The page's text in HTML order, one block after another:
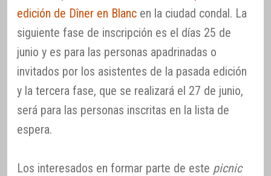
edición de Dîner en Blanc en la ciudad condal. La
siguiente fase de inscripción es el días 25 de
junio y es para las personas apadrinadas o
invitados por los asistentes de la pasada edición
y la tercera fase, que se realizará el 27 de junio,
será para las personas inscritas en la lista de
espera.
Los interesados en formar parte de este picnic